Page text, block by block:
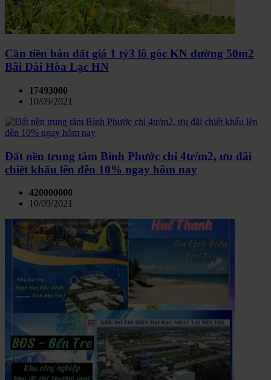
Cần tiền bán đất giá 1 tỷ3 lô góc KN đường 50m2
Bãi Dài Hòa Lạc HN
17493000
10/09/2021
Đất nền trung tâm Bình Phước chỉ 4tr/m2, ưu đãi
chiết khấu lên đễn 10% ngay hôm nay
420000000
10/09/2021